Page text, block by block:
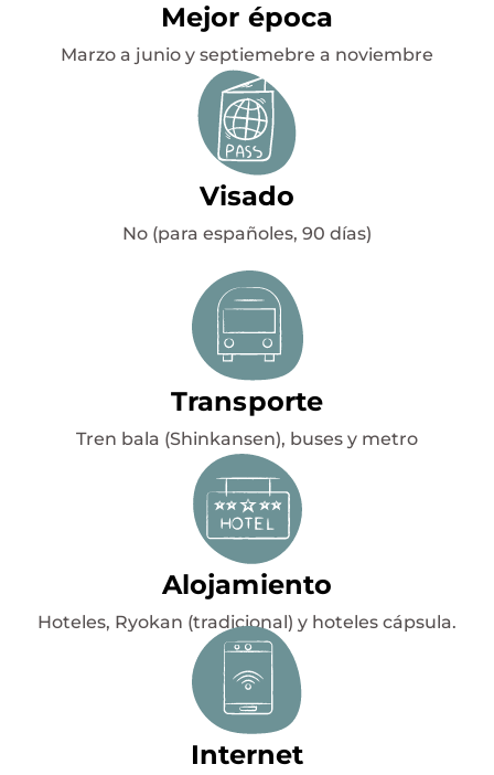
Mejor época
Marzo a junio y septiemebre a noviembre
Visado
No (para españoles, 90 días)
Transporte
Tren bala (Shinkansen), buses y metro
Alojamiento
Hoteles, Ryokan (tradicional) y hoteles cápsula.
Internet